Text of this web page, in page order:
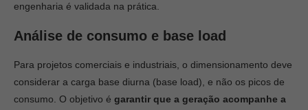
engenharia é validada na prática.
Análise de consumo e base load
Para projetos comerciais e industriais, o dimensionamento deve
considerar a carga base diurna (base load), e não os picos de
consumo. O objetivo é garantir que a geração acompanhe a